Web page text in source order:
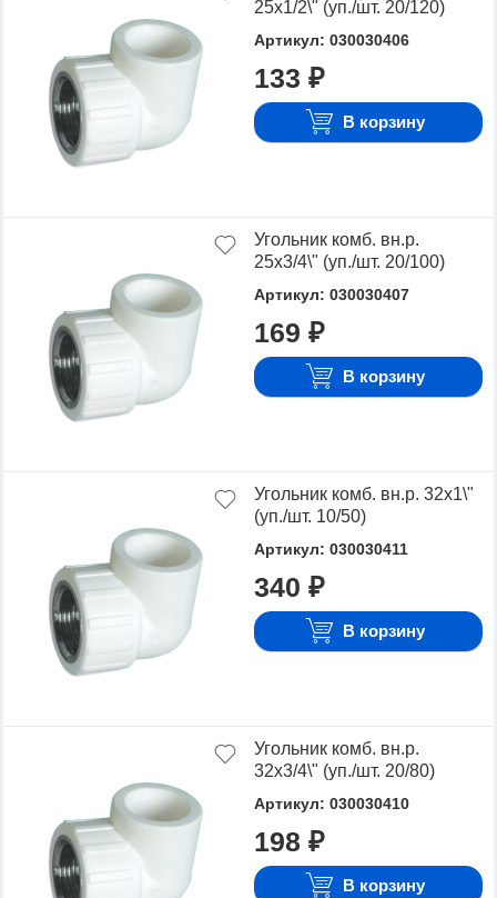
25х1/2\" (уп./шт. 20/120)
Артикул: 030030406
133 ₽
В корзину
Угольник комб. вн.р.
25х3/4\" (уп./шт. 20/100)
Артикул: 030030407
169 ₽
В корзину
Угольник комб. вн.р. 32х1\"
(уп./шт. 10/50)
Артикул: 030030411
340 ₽
В корзину
Угольник комб. вн.р.
32х3/4\" (уп./шт. 20/80)
Артикул: 030030410
198 ₽
В корзину